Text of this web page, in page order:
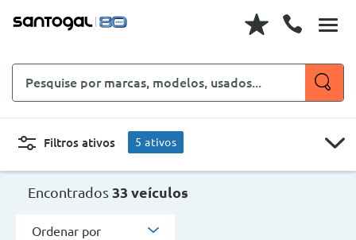
Pesquise
por
marcas,
modelos,
usados...Filtros ativos 5 ativos
CARROS
Encontrados 33 veículos
Ordenar por